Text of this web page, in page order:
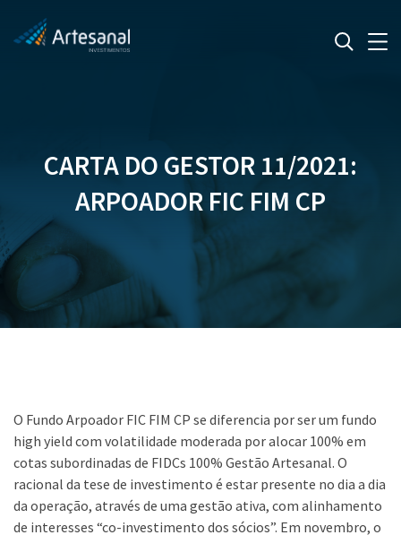
CARTA DO GESTOR 11/2021:
ARPOADOR FIC FIM CP
O Fundo Arpoador FIC FIM CP se diferencia por ser um fundo
high yield com volatilidade moderada por alocar 100% em
cotas subordinadas de FIDCs 100% Gestão Artesanal. O
racional da tese de investimento é estar presente no dia a dia
da operação, através de uma gestão ativa, com alinhamento
de interesses “co-investimento dos sócios”. Em novembro, o